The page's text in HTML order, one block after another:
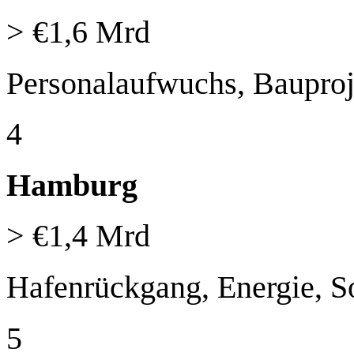
> €1,6 Mrd
Personalaufwuchs,
4
Hamburg
> €1,4 Mrd
Hafenrückgang, Energie,
5